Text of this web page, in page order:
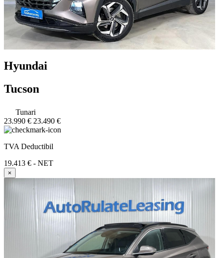
Hyundai
Tucson
Tunari
23.990 € 23.490 €
TVA Deductibil
19.413 € - NET
×